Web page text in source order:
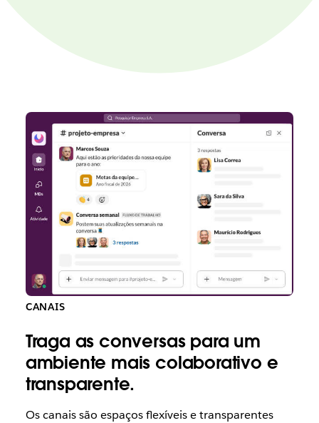
CANAIS
Traga as conversas para um
ambiente mais colaborativo e
transparente.
Os canais são espaços flexíveis e transparentes